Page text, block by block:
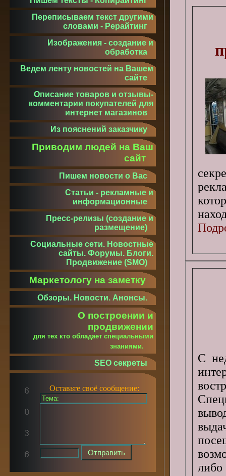
С
Переписываем текст другими
словами - Рерайтинг
Изображения - создание и
обработка
Ведем ленту новостей на Вашем
сайте
Описание товаров и отзывы-
комментарии покупателей для
интернет магазинов
Из пояснений заказчику
Приводим людей на Ваш
сайт
Пишем новости о Вас
Статьи - рекламные и
информационные
Пресс-релизы (создание и
размещение)
Социальные сети. Новостные
сайты. Форумы. Блоги.
Продвижение (SMO)
Маркетологу на заметку
Обзоры. Новости. Анонсы.
О построении и
продвижении
для тех кто обладает специальными
знаниями.
SEO секреты
Оставьте своё сообщение: